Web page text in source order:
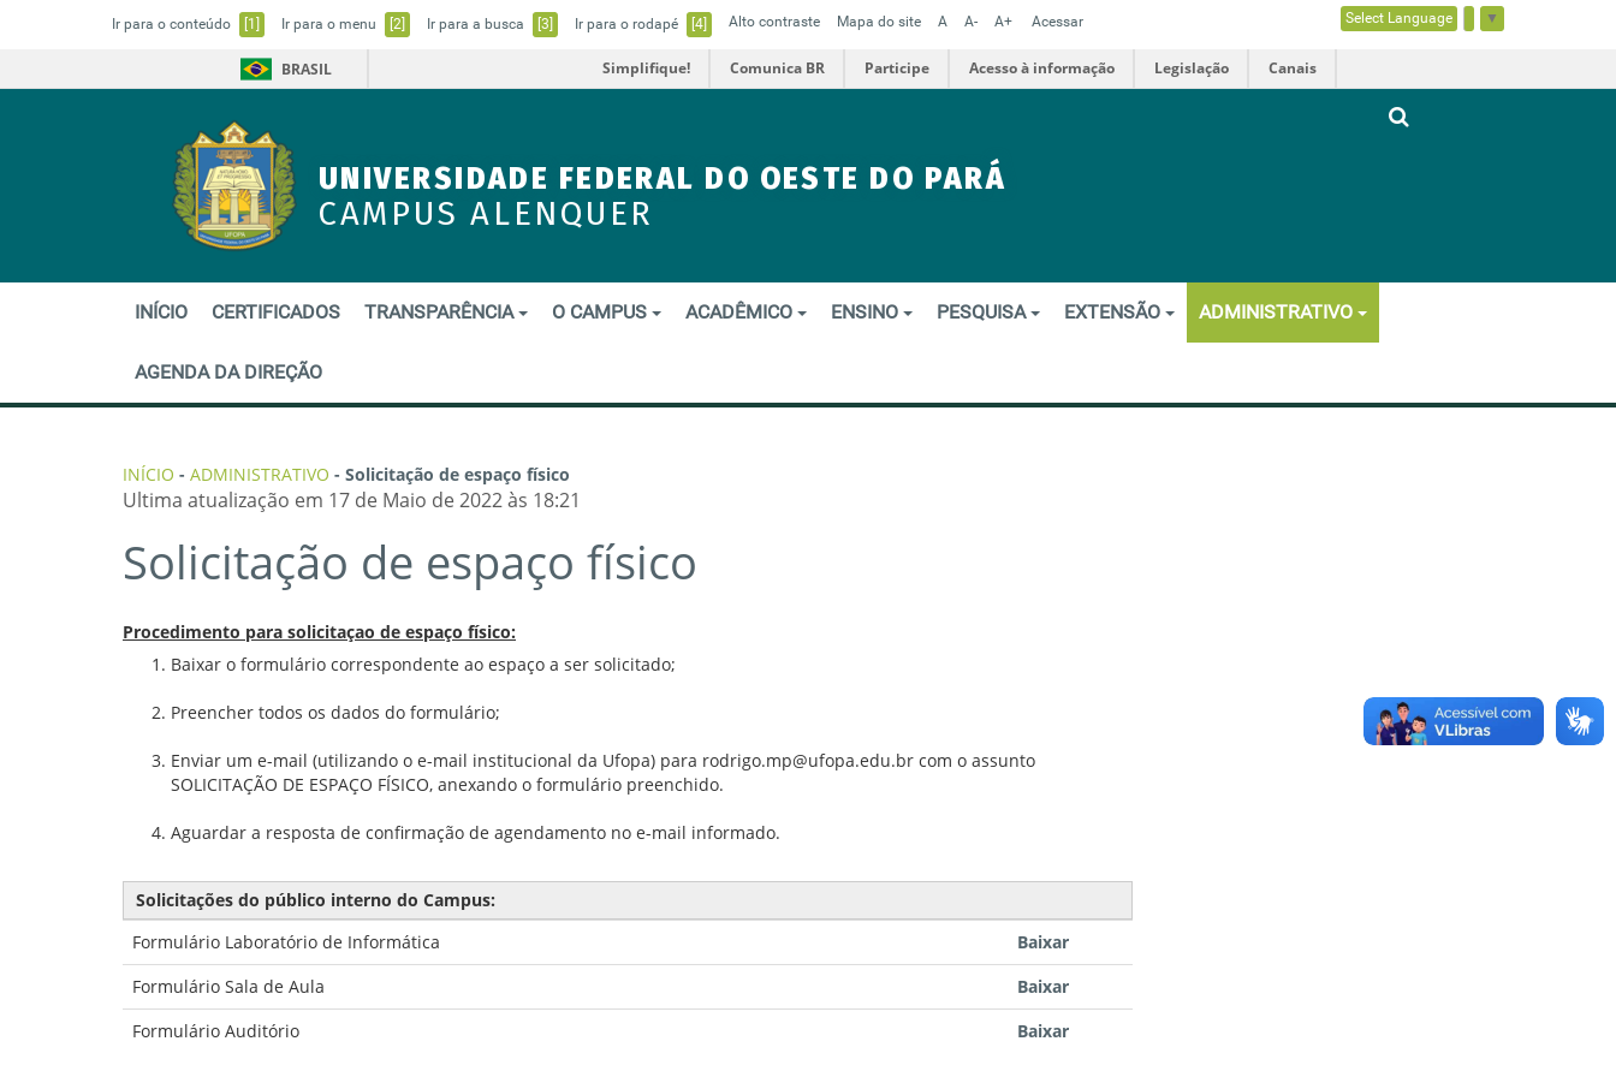
Ir para o conteúdo [1] Ir para o menu [2] Ir para a busca [3] Ir para o rodapé [4] Alto contraste Mapa do site A A- A+ Acessar Select Language ▼
BRASIL Simplifique! Comunica BR Participe Acesso à informação Legislação Canais
UNIVERSIDADE FEDERAL DO OESTE DO PARÁ
CAMPUS ALENQUER
INÍCIO CERTIFICADOS TRANSPARÊNCIA O CAMPUS ACADÊMICO ENSINO PESQUISA EXTENSÃO ADMINISTRATIVO
AGENDA DA DIREÇÃO
INÍCIO - ADMINISTRATIVO - Solicitação de espaço físico
Ultima atualização em 17 de Maio de 2022 às 18:21
Solicitação de espaço físico
Procedimento para solicitaçao de espaço físico:
Baixar o formulário correspondente ao espaço a ser solicitado;
Preencher todos os dados do formulário;
Enviar um e-mail (utilizando o e-mail institucional da Ufopa) para rodrigo.mp@ufopa.edu.br com o assunto
SOLICITAÇÃO DE ESPAÇO FÍSICO, anexando o formulário preenchido.
Aguardar a resposta de confirmação de agendamento no e-mail informado.
Solicitações do público interno do Campus:
Formulário Laboratório de Informática
Baixar
Formulário Sala de Aula
Baixar
Formulário Auditório
Baixar